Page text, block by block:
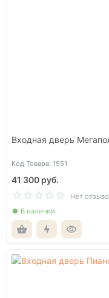
Входная дверь
Код Товара: 1551
41 300 руб.
Нет
В наличии